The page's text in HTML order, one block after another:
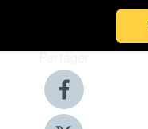
Partager